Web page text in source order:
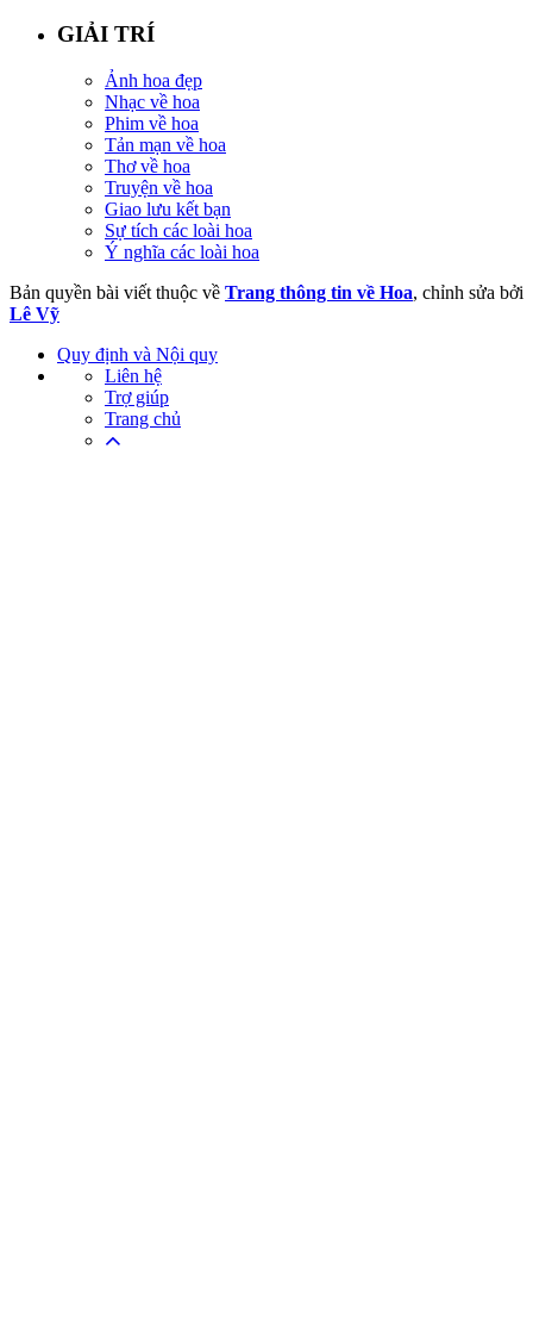
GIẢI TRÍ
Ảnh hoa đẹp
Nhạc về hoa
Phim về hoa
Tản mạn về hoa
Thơ về hoa
Truyện về hoa
Giao lưu kết bạn
Sự tích các loài hoa
Ý nghĩa các loài hoa
Bản quyền bài viết thuộc về Trang thông tin về Hoa, chỉnh sửa bởi
Lê Vỹ
Quy định và Nội quy
Liên hệ
Trợ giúp
Trang chủ